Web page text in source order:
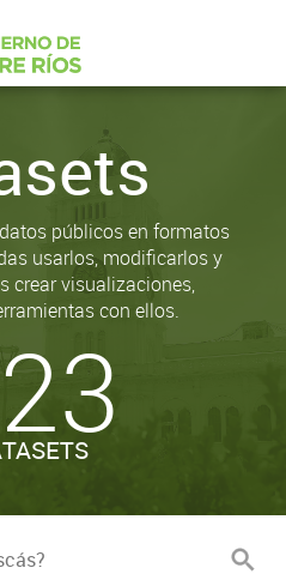
públicos en formatos
usarlos, modificarlos y
crear visualizaciones,
con ellos.